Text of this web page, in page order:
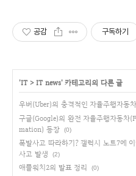
공감 구독하기
'IT>IT news' 카테고리의 다른 글
우버(Uber)의 충격적인 자율주행자동
구글(Google)의 완전 자율주행자동
mation) 등장
(0)
폭발사고 따라하기? 갤럭시 노트7에
사고 발생
(2)
애플워치2의 발표 정리 (0)